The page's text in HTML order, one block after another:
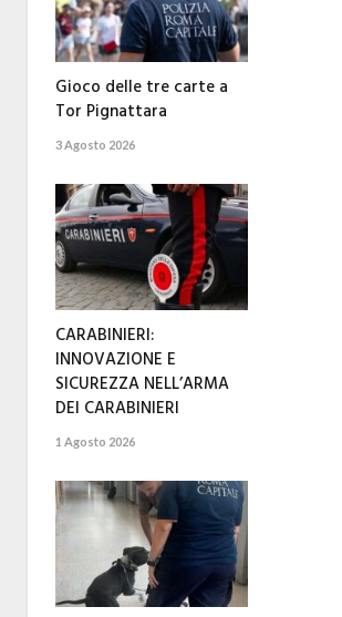
Gioco delle tre carte a
Tor Pignattara
3 Agosto 2026
CARABINIERI:
INNOVAZIONE E
SICUREZZA NELL’ARMA
DEI CARABINIERI
1 Agosto 2026